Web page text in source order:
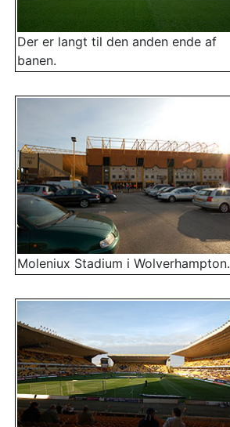
Der er langt til den anden ende af
banen.
Moleniux Stadium i Wolverhampton.